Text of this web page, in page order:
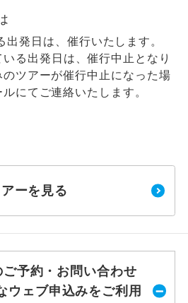
出発日は、催行いたします。
る出発日は、催行中止となり
ツアーが催行中止になった場
にてご連絡いたします。
ーを見る
予約・お問い合わせ
ウェブ申込みをご利用